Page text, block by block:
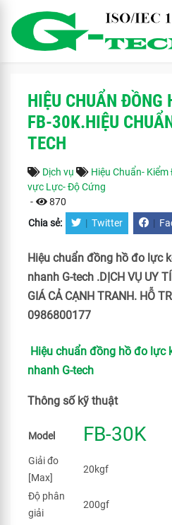
HIỆU CHUẨN ĐỒNG
FB-30K.HIỆU
TECH
Dịch vụ Hiệu Chuẩn-
vực Lực- Độ Cứng
-
870
Chia sẻ: | Twitter |
Hiệu chuẩn đồng hồ đo lực
nhanh G-tech .DỊCH VỤ UY
GIÁ CẢ CẠNH TRANH. HỖ
0986800177
Hiệu chuẩn đồng hồ đo lực
nhanh G-tech
Thông số kỹ thuật
Model FB-30K
Giải đo
[Max]
20kgf
Độ phân
giải
200gf